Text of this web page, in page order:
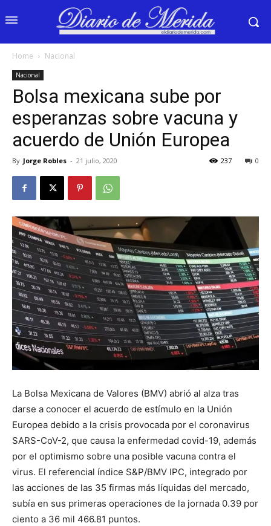
Home Nacional
Nacional
Bolsa mexicana sube por
esperanzas sobre vacuna y
acuerdo de Unión Europea
By Jorge Robles - 21 julio, 2020 0
237
La Bolsa Mexicana de Valores (BMV) abrió al alza tras
darse a conocer el acuerdo de estímulo en la Unión
Europea debido a la crisis provocada por el coronavirus
SARS-CoV-2, que causa la enfermedad covid-19, además
por el optimismo sobre una posible vacuna contra el
virus. El referencial índice S&P/BMV IPC, integrado por
las acciones de las 35 firmas más líquidas del mercado,
subía en sus primeras operaciones de la jornada 0.39 por
ciento a 36 mil 466.81 puntos.